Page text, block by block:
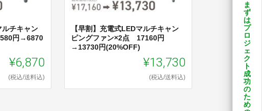
ルチキャン
円→6870
¥6,870
(税込/送料込)
【早割】充電式LEDマルチキャン
ピングファン×2点 17160円
→13730円(20%OFF)
¥13,730
(税込/送料込)
ま
ず
は
プ
ロ
ジ
ェ
ク
ト
成
功
の
た
め